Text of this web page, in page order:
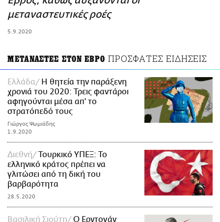
ΑΜΠΑ
μεταναστευτικές ροές
5.9.2020
ΜΕΤΑΝΑΣΤΕΣ ΣΤΟΝ ΕΒΡΟ ΠΡΟΣΦΑΤΕΣ ΕΙΔΗΣΕΙΣ
Ελλάδα
Η θητεία την παράξενη
χρονιά του 2020: Τρεις φαντάροι
αφηγούνται μέσα απ' το
στρατόπεδό τους
Γιώργος Ψωμιάδης
1.9.2020
Διεθνή
Τουρκικό ΥΠΕΞ: Το
ελληνικό κράτος πρέπει να
γλιτώσει από τη δική του
βαρβαρότητα
28.5.2020
Βασιλική Σιούτη
O Eρντογάν